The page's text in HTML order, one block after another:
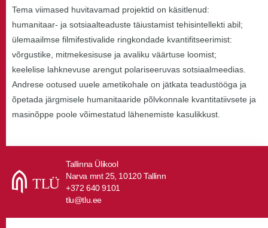
Tema viimased huvitavamad projektid on käsitlenud:
humanitaar- ja sotsiaalteaduste täiustamist tehisintellekti abil;
ülemaailmse filmifestivalide ringkondade kvantifitseerimist:
võrgustike, mitmekesisuse ja avaliku väärtuse loomist;
keelelise lahknevuse arengut polariseeruvas sotsiaalmeedias.
Andrese ootused uuele ametikohale on jätkata teadustööga ja
õpetada järgmisele humanitaaride põlvkonnale kvantitatiivsete ja
masinõppe poole võimestatud lähenemiste kasulikkust.
Tallinna Ülikool
Narva mnt 25, 10120 Tallinn
+372 640 9101
tlu@tlu.ee